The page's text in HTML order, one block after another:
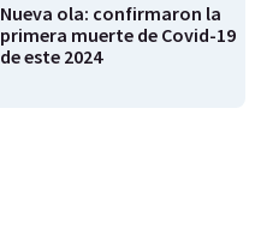
Nueva ola: confirmaron la
primera muerte de Covid-19
de este 2024